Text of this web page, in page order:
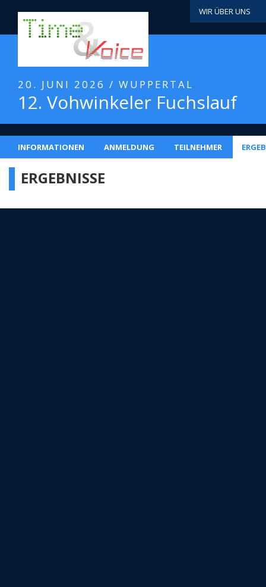
WIR ÜBER UNS
20. JUNI 2026 / WUPPERTAL
12. Vohwinkeler Fuchslauf
INFORMATIONEN ANMELDUNG TEILNEHMER
ERGEBNISSE